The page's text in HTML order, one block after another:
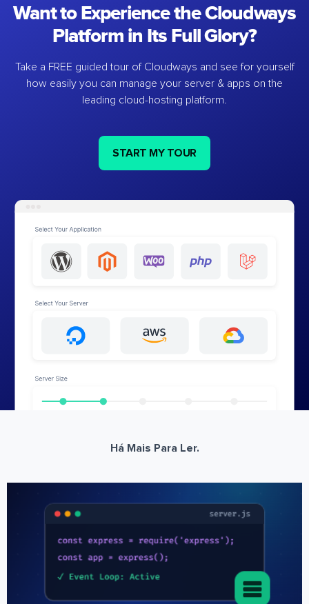
Want to Experience the Cloudways
Platform in Its Full Glory?
Take a FREE guided tour of Cloudways and see for yourself
how easily you can manage your server & apps on the
leading cloud-hosting platform.
START MY TOUR
Há Mais Para Ler.